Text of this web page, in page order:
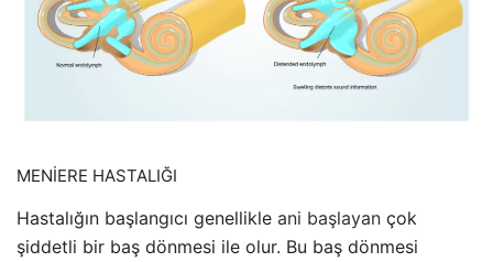
MENİERE HASTALIĞI
Hastalığın başlangıcı genellikle ani başlayan çok
şiddetli bir baş dönmesi ile olur. Bu baş dönmesi